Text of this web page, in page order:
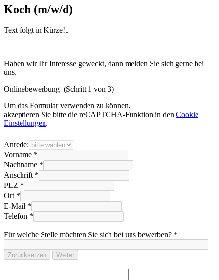
Koch (m/w/d)
Text folgt in Kürze!t.
Haben wir Ihr Interesse geweckt, dann melden Sie sich gerne bei
uns.
Onlinebewerbung (Schritt 1 von 3)
Um das Formular verwenden zu können,
akzeptieren Sie bitte die reCAPTCHA-Funktion in den Cookie
Einstellungen.
Anrede:
Vorname *
Nachname *
Anschrift *
PLZ *
Ort *
E-Mail *
Telefon *
Für welche Stelle möchten Sie sich bei uns bewerben? *
Zurücksetzen Weiter